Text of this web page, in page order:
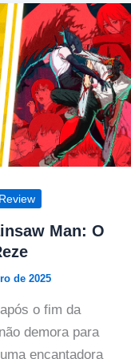
Review
Man: O
de 2025
o fim da
demora para
encantadora